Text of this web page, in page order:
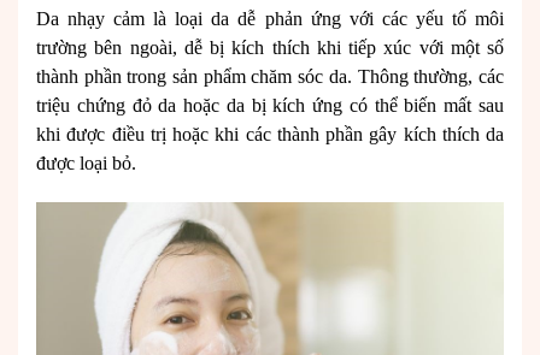
Da nhạy cảm là loại da dễ phản ứng với các yếu tố môi
trường bên ngoài, dễ bị kích thích khi tiếp xúc với một số
thành phần trong sản phẩm chăm sóc da. Thông thường, các
triệu chứng đỏ da hoặc da bị kích ứng có thể biến mất sau
khi được điều trị hoặc khi các thành phần gây kích thích da
được loại bỏ.